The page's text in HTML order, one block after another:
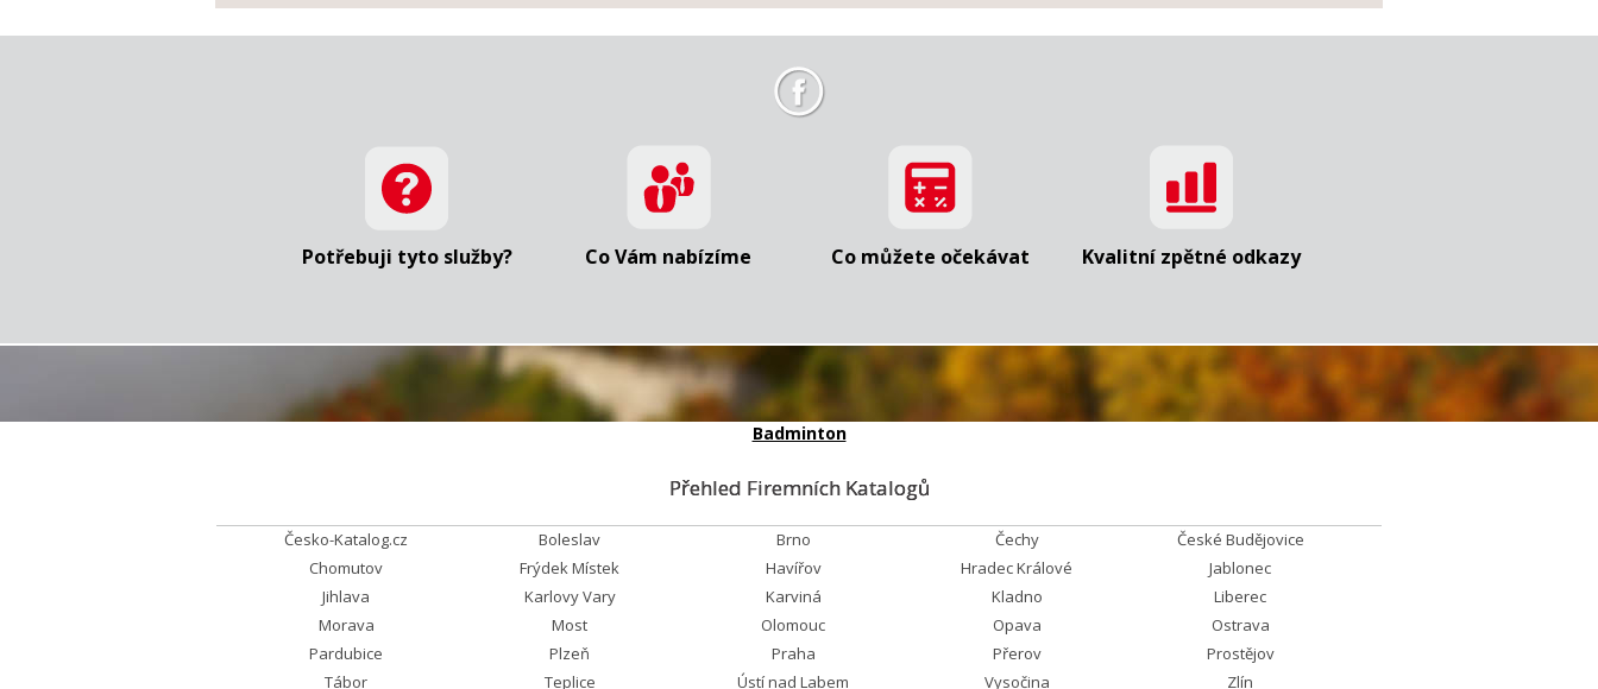
Potřebuji tyto služby? Co Vám nabízíme Co můžete očekávat Kvalitní zpětné odkazy
Badminton
Přehled Firemních Katalogů
Česko-Katalog.cz Boleslav Brno Čechy
České Budějovice
Chomutov
Frýdek Místek Havířov Hradec Králové
Jablonec
Jihlava
Karlovy Vary Karviná Kladno
Liberec
Morava
Most Olomouc Opava
Ostrava
Pardubice
Plzeň Praha Přerov
Prostějov
Tábor
Teplice Ústí nad Labem Vysočina Zlín